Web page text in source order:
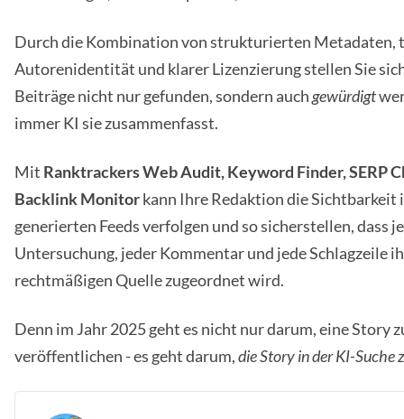
Durch die Kombination von strukturierten Metadaten,
Autorenidentität und klarer Lizenzierung stellen Sie
Beiträge nicht nur gefunden, sondern auchgewürdigt
immer KI sie zusammenfasst.
Mit Ranktrackers Web Audit, Keyword Finder, SERP
Backlink Monitorkann Ihre Redaktion die Sichtbarkeit
generierten Feeds verfolgen und so sicherstellen, dass
Untersuchung, jeder Kommentar und jede Schlagzeile
rechtmäßigen Quelle zugeordnet wird.
Denn im Jahr 2025 geht es nicht nur darum, eine Story
veröffentlichen - es geht darum,die Story in der KI-Suche